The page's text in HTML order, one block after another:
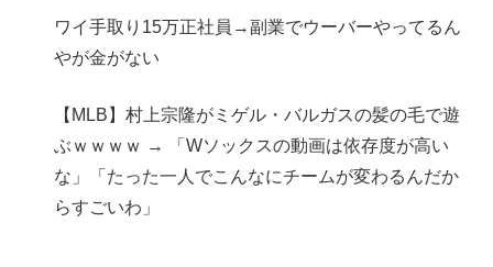
ワイ手取り15万正社員→副業でウーバーやってるん
やが金がない
【MLB】村上宗隆がミゲル・バルガスの髪の毛で遊
ぶｗｗｗｗ → 「Wソックスの動画は依存度が高い
な」「たった一人でこんなにチームが変わるんだか
らすごいわ」